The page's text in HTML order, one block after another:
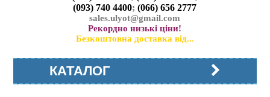
(093) 740 4400;(066) 656 2777
sales.ulyot@gmail.com
Рекордно низькі ціни!
Безкоштовна доставка від...
КАТАЛОГ